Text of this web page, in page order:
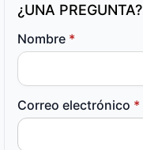
¿UNA
Nombre *
Correo electrónico *